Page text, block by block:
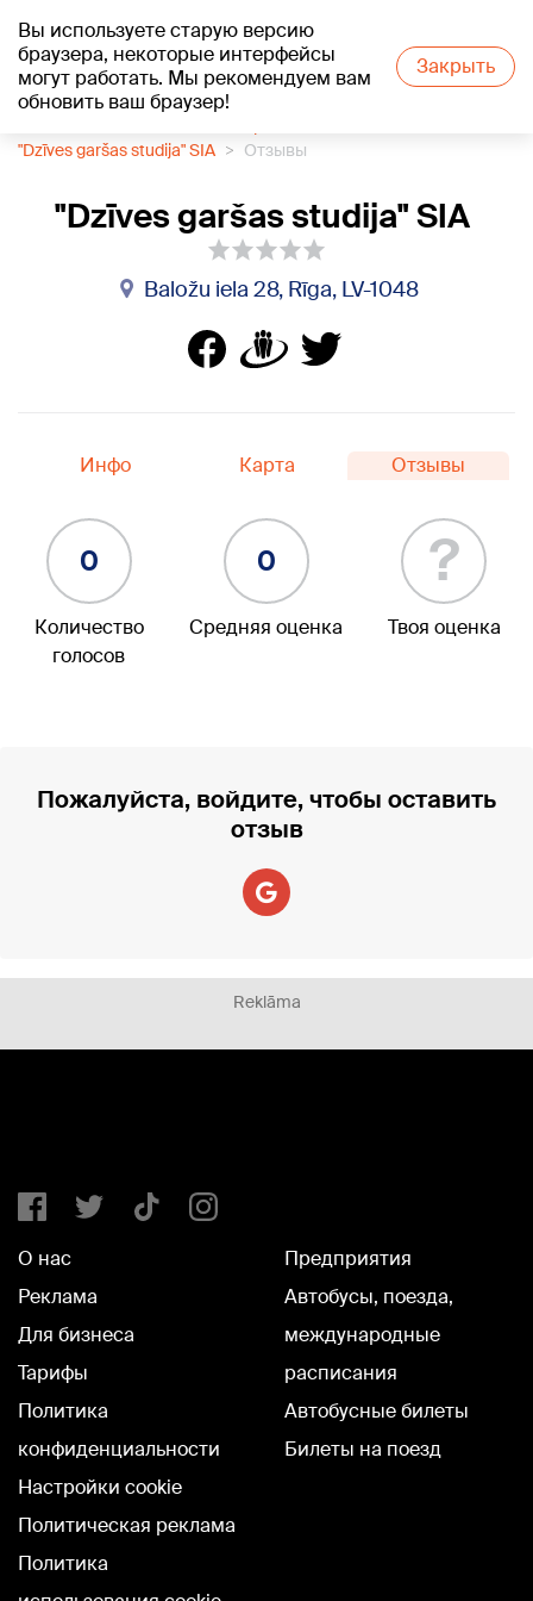
Вы используете старую версию
браузера, некоторые интерфейсы
могут работать. Мы рекомендуем вам
обновить ваш браузер!
Закрыть
+21°C
"Dzīves garšas studija" SIA
Отзывы
"Dzīves garšas studija" SIA
Baložu iela 28, Rīga, LV-1048
Инфо Карта Отзывы
0
Количество
голосов
0
Средняя оценка
?
Твоя оценка
Пожалуйста, войдите, чтобы оставить
отзыв
Reklāma
О нас
Реклама
Для бизнеса
Тарифы
Политика
конфиденциальности
Настройки cookie
Политическая реклама
Политика
Предприятия
Автобусы, поезда,
международные
расписания
Автобусные билеты
Билеты на поезд